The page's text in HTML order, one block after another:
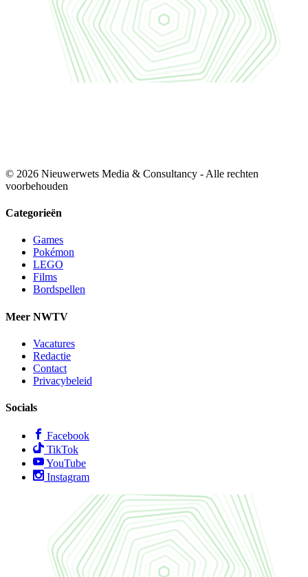
© 2026 Nieuwerwets Media & Consultancy - Alle rechten
voorbehouden
Categorieën
Games
Pokémon
LEGO
Films
Bordspellen
Meer NWTV
Vacatures
Redactie
Contact
Privacybeleid
Socials
Facebook
TikTok
YouTube
Instagram